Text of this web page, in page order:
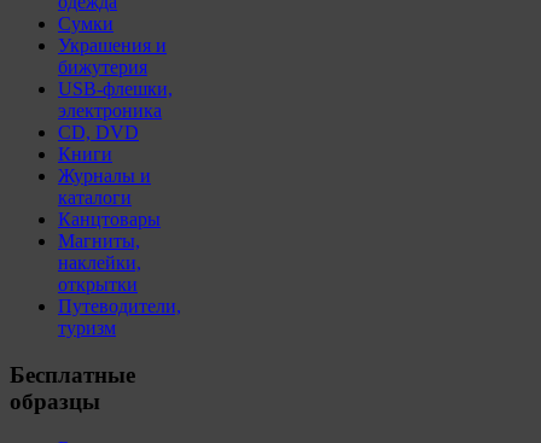
Сумки
Украшения и
бижутерия
USB-флешки,
электроника
CD, DVD
Книги
Журналы и
каталоги
Канцтовары
Магниты,
наклейки,
открытки
Путеводители,
туризм
Бесплатные
образцы